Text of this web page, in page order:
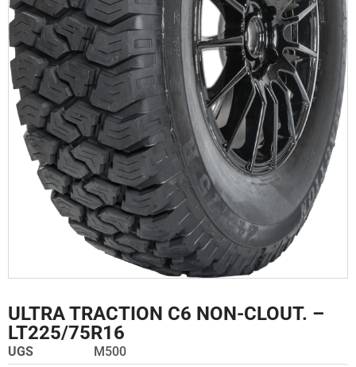
ULTRA TRACTION C6 NON-CLOUT. –
LT225/75R16
UGS
M500